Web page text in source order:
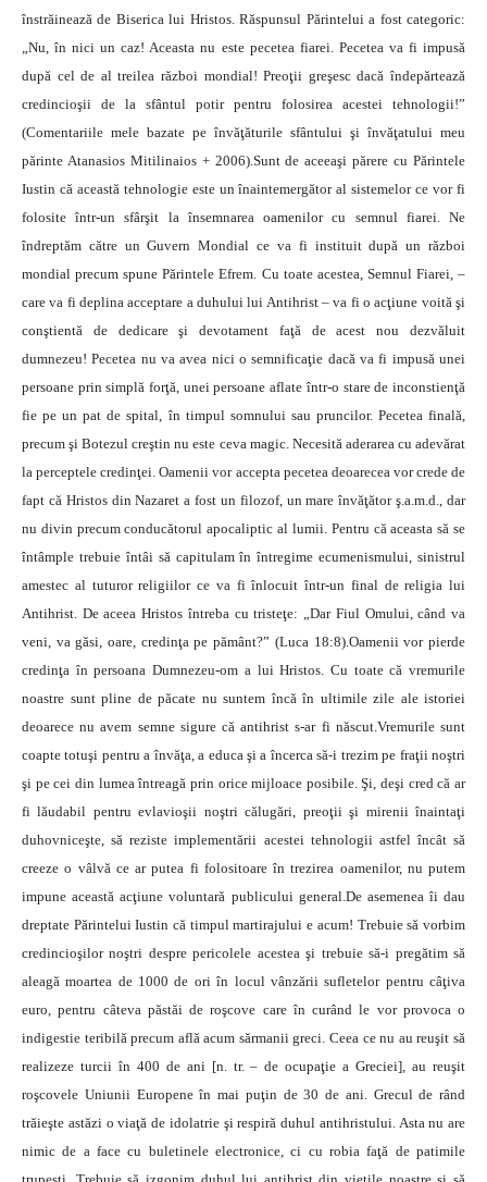
înstrăinează de Biserica lui Hristos. Răspunsul Părintelui a fost categoric:
„Nu, în nici un caz! Aceasta nu este pecetea fiarei. Pecetea va fi impusă
după cel de al treilea război mondial! Preoţii greşesc dacă îndepărtează
credincioşii de la sfântul potir pentru folosirea acestei tehnologii!”
(Comentariile mele bazate pe învăţăturile sfântului şi învăţatului meu
părinte Atanasios Mitilinaios + 2006).Sunt de aceeaşi părere cu Părintele
Iustin că această tehnologie este un înaintemergător al sistemelor ce vor fi
folosite într-un sfârşit la însemnarea oamenilor cu semnul fiarei. Ne
îndreptăm către un Guvern Mondial ce va fi instituit după un război
mondial precum spune Părintele Efrem. Cu toate acestea, Semnul Fiarei, –
care va fi deplina acceptare a duhului lui Antihrist – va fi o acţiune voită şi
conştientă de dedicare şi devotament faţă de acest nou dezvăluit
dumnezeu! Pecetea nu va avea nici o semnificaţie dacă va fi impusă unei
persoane prin simplă forţă, unei persoane aflate într-o stare de inconstienţă
fie pe un pat de spital, în timpul somnului sau pruncilor. Pecetea finală,
precum şi Botezul creştin nu este ceva magic. Necesită aderarea cu adevărat
la perceptele credinţei. Oamenii vor accepta pecetea deoarecea vor crede de
fapt că Hristos din Nazaret a fost un filozof, un mare învăţător ş.a.m.d., dar
nu divin precum conducătorul apocaliptic al lumii. Pentru că aceasta să se
întâmple trebuie întâi să capitulam în întregime ecumenismului, sinistrul
amestec al tuturor religiilor ce va fi înlocuit într-un final de religia lui
Antihrist. De aceea Hristos întreba cu tristeţe: „Dar Fiul Omului, când va
veni, va găsi, oare, credinţa pe pământ?” (Luca 18:8).Oamenii vor pierde
credinţa în persoana Dumnezeu-om a lui Hristos. Cu toate că vremurile
noastre sunt pline de păcate nu suntem încă în ultimile zile ale istoriei
deoarece nu avem semne sigure că antihrist s-ar fi născut.Vremurile sunt
coapte totuşi pentru a învăţa, a educa şi a încerca să-i trezim pe fraţii noştri
şi pe cei din lumea întreagă prin orice mijloace posibile. Şi, deşi cred că ar
fi lăudabil pentru evlavioşii noştri călugări, preoţii şi mirenii înaintaţi
duhovniceşte, să reziste implementării acestei tehnologii astfel încât să
creeze o vâlvă ce ar putea fi folositoare în trezirea oamenilor, nu putem
impune această acţiune voluntară publicului general.De asemenea îi dau
dreptate Părintelui Iustin că timpul martirajului e acum! Trebuie să vorbim
credincioşilor noştri despre pericolele acestea şi trebuie să-i pregătim să
aleagă moartea de 1000 de ori în locul vânzării sufletelor pentru câţiva
euro, pentru câteva păstăi de roşcove care în curând le vor provoca o
indigestie teribilă precum află acum sărmanii greci. Ceea ce nu au reuşit să
realizeze turcii în 400 de ani [n. tr. – de ocupaţie a Greciei], au reuşit
roşcovele Uniunii Europene în mai puţin de 30 de ani. Grecul de rând
trăieşte astăzi o viaţă de idolatrie şi respiră duhul antihristului. Asta nu are
nimic de a face cu buletinele electronice, ci cu robia faţă de patimile